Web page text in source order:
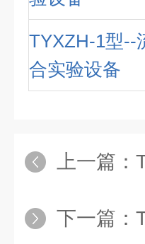
TYXZH-1型--
合实验设备
上一篇：
下一篇：